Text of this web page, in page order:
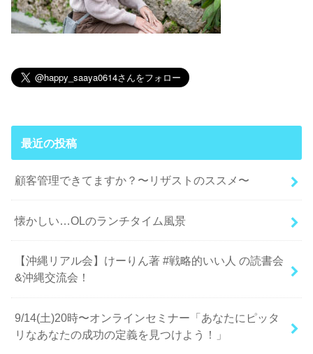
最近の投稿
顧客管理できてますか？〜リザストのススメ〜
懐かしい…OLのランチタイム風景
【沖縄リアル会】けーりん著 #戦略的いい人 の読書会
&沖縄交流会！
9/14(土)20時〜オンラインセミナー「あなたにピッタ
リなあなたの成功の定義を見つけよう！」